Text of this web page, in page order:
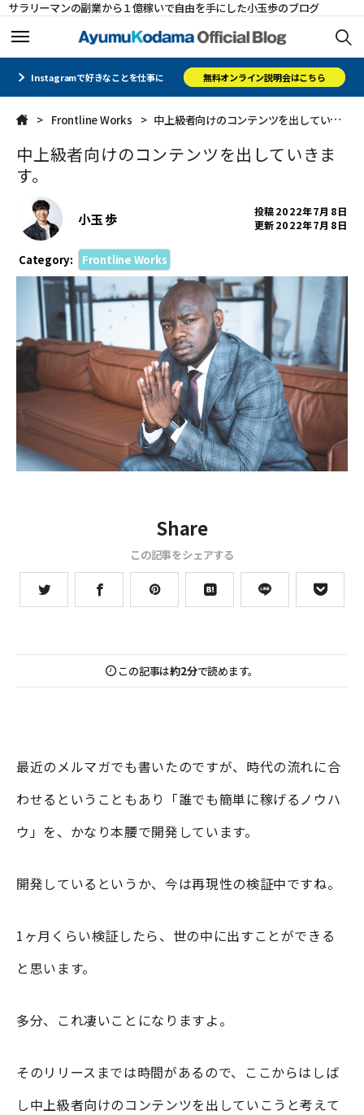
サラリーマンの副業から１億稼いで自由を手にした小玉歩のブログ
ホーム
メルマガ
コミュニティ
オフィシャルサイト
CLOSE
ホーム
メルマガ
コミュニティ
オフィシャルサイト
CLOSE
Instagramで好きなことを仕事に 無料オンライン説明会はこちら
Frontline Works 中上級者向けのコンテンツを出していきます。
中上級者向けのコンテンツを出していきま
す。
小玉 歩 投稿2022年7月8日
更新2022年7月8日
Category: Frontline Works
Share
この記事をシェアする
この記事は約2分で読めます。
最近のメルマガでも書いたのですが、時代の流れに合
わせるということもあり「誰でも簡単に稼げるノウハ
ウ」を、かなり本腰で開発しています。
開発しているというか、今は再現性の検証中ですね。
1ヶ月くらい検証したら、世の中に出すことができる
と思います。
多分、これ凄いことになりますよ。
そのリリースまでは時間があるので、ここからはしば
し中上級者向けのコンテンツを出していこうと考えて